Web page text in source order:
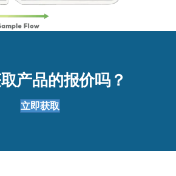
产品的报价吗？
立即获取